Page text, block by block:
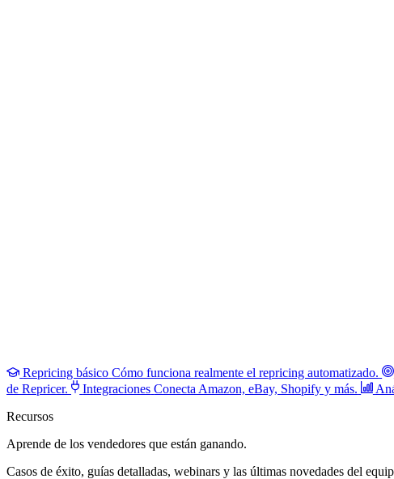
Repricing básico Cómo funciona realmente el repricing automatizado.
de Repricer.
Integraciones Conecta Amazon, eBay, Shopify y más.
Recursos
Aprende de los vendedores que están ganando.
Casos de éxito, guías detalladas, webinars y las últimas novedades del